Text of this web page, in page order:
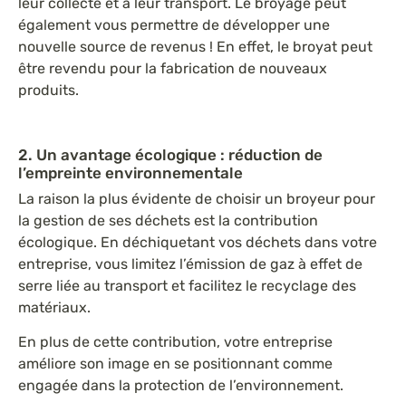
également vous permettre de développer une
nouvelle source de revenus ! En effet, le broyat peut
être revendu pour la fabrication de nouveaux
produits.
2. Un avantage écologique : réduction de
l’empreinte environnementale
La raison la plus évidente de choisir un broyeur pour
la gestion de ses déchets est la contribution
écologique. En déchiquetant vos déchets dans votre
entreprise, vous limitez l’émission de gaz à effet de
serre liée au transport et facilitez le recyclage des
matériaux.
En plus de cette contribution, votre entreprise
améliore son image en se positionnant comme
engagée dans la protection de l’environnement.